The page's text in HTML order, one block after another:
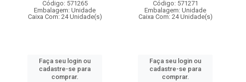
Código: 571265
Embalagem: Unidade
Caixa Com: 24 Unidade(s)
Faça seu login ou
cadastre-se para
comprar.
Código: 571271
Embalagem: Unidade
Caixa Com: 24 Unidade(s)
Faça seu login ou
cadastre-se para
comprar.